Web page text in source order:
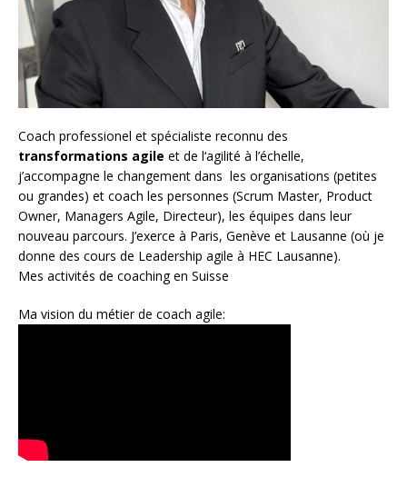
Coach professionel et spécialiste reconnu des
transformations agile et de l‘agilité à l’échelle,
j’accompagne le changement dans les organisations (petites
ou grandes) et coach les personnes (Scrum Master, Product
Owner, Managers Agile, Directeur), les équipes dans leur
nouveau parcours. J’exerce à Paris, Genève et Lausanne (où je
donne des cours de Leadership agile à HEC Lausanne).
Mes activités de coaching en Suisse
Ma vision du métier de coach agile: